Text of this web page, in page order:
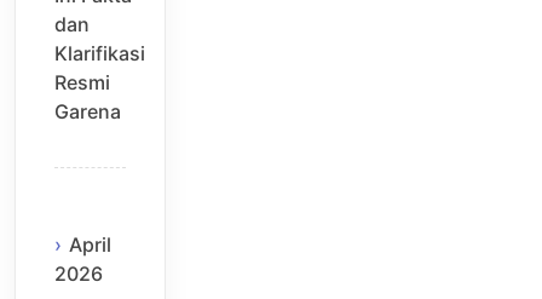
dan
Klarifikasi
Resmi
Garena
April
2026